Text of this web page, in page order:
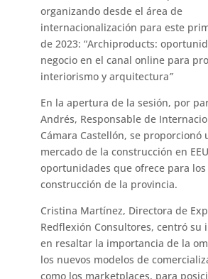
organizando desde el área de
internacionalización para este
de 2023: “Archiproducts:
negocio en el canal online para
interiorismo y arquitectura”
En la apertura de la sesión, por
Andrés, Responsable de
Cámara Castellón, se proporcionó
mercado de la construcción en
oportunidades que ofrece para
construcción de la provincia.
Cristina Martínez, Directora de
Redflexión Consultores, centró su
en resaltar la importancia de la
los nuevos modelos de
como los marketplaces, para